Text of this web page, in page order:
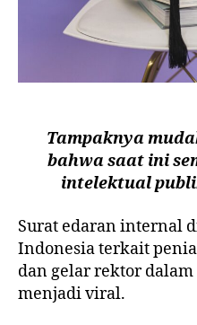
Tampaknya
bahwa saat ini
intelektual
Surat edaran internal
Indonesia terkait
dan gelar rektor
menjadi viral.